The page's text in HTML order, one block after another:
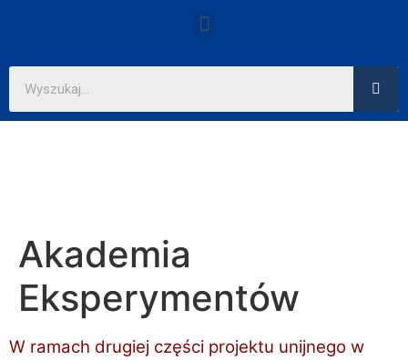
Akademia
Eksperymentów
W ramach drugiej części projektu unijnego w